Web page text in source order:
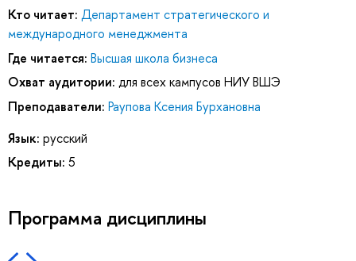
Кто читает: Департамент стратегического и
международного менеджмента
Где читается: Высшая школа бизнеса
Охват аудитории: для всех кампусов НИУ ВШЭ
Преподаватели: Раупова Ксения Бурхановна
Язык: русский
Кредиты: 5
Программа дисциплины